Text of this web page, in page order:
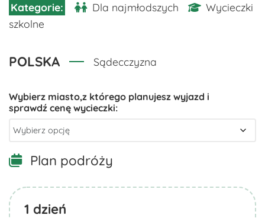
Dla najmłodszych
Wycieczki
szkolne
POLSKA Sądecczyzna
Plan podróży
1 dzień